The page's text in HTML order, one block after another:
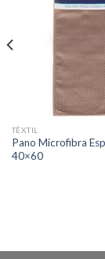
TÊXTIL
Pano Microfibra
40×60